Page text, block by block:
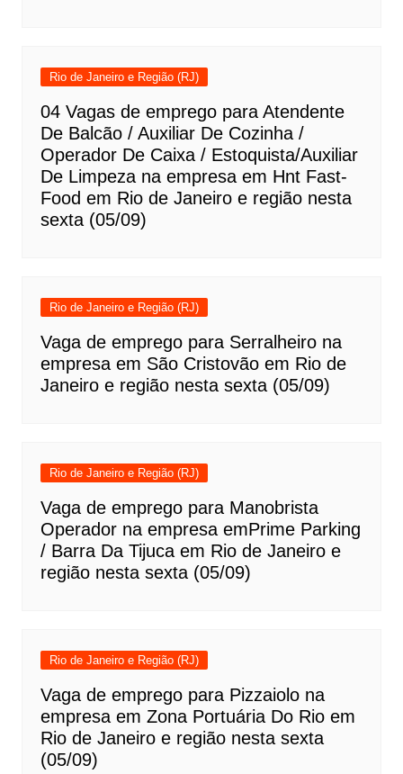
Rio de Janeiro e Região (RJ)
04 Vagas de emprego para Atendente
De Balcão / Auxiliar De Cozinha /
Operador De Caixa / Estoquista/Auxiliar
De Limpeza na empresa em Hnt Fast-
Food em Rio de Janeiro e região nesta
sexta (05/09)
Rio de Janeiro e Região (RJ)
Vaga de emprego para Serralheiro na
empresa em São Cristovão em Rio de
Janeiro e região nesta sexta (05/09)
Rio de Janeiro e Região (RJ)
Vaga de emprego para Manobrista
Operador na empresa emPrime Parking
/ Barra Da Tijuca em Rio de Janeiro e
região nesta sexta (05/09)
Rio de Janeiro e Região (RJ)
Vaga de emprego para Pizzaiolo na
empresa em Zona Portuária Do Rio em
Rio de Janeiro e região nesta sexta
(05/09)